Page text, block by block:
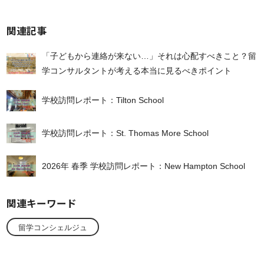
関連記事
「子どもから連絡が来ない…」それは心配すべきこと？留
学コンサルタントが考える本当に見るべきポイント
学校訪問レポート：Tilton School
学校訪問レポート：St. Thomas More School
2026年 春季 学校訪問レポート：New Hampton School
関連キーワード
留学コンシェルジュ